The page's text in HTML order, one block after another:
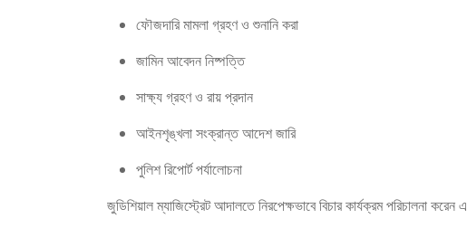
ফৌজদারি মামলা গ্রহণ ও শুনানি করা
জামিন আবেদন নিষ্পত্তি
সাক্ষ্য গ্রহণ ও রায় প্রদান
আইনশৃঙ্খলা সংক্রান্ত আদেশ জারি
পুলিশ রিপোর্ট পর্যালোচনা
জুডিশিয়াল ম্যাজিস্ট্রেট আদালতে নিরপেক্ষভাবে বিচার কার্যক্রম পরিচালনা